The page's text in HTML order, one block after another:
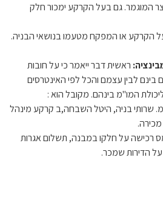
המוגמר. גם בעל הקרקע ימכור חלק
הקרקע או המפקח מטעמו בנושאי הבניה.
ראשית דבר ייאמר כי על חובות
לבין עצמם והכל לפי האינטרסים
המו"מ בינהם. מקובל הוא :
שרותי בניה, היטל השבחה,ב קרקע מינהל
רכישה על חלקו במבנה, תשלום אגרות
הדירות שמכר.